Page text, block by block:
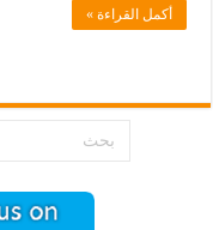
أكمل القراءة »